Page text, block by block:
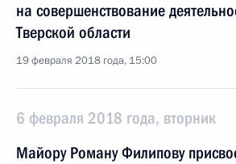
на совершенствование
Тверской области
19 февраля 2018 года, 15:00
6 февраля 2018 года, вторник
Майору Роману Филипову